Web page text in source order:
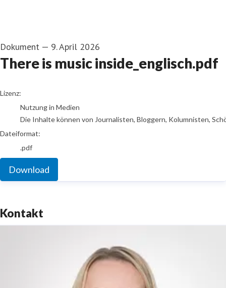
Dokument — 9. April 2026
There is music inside_englisch.pdf
go to media item
Lizenz:
Nutzung in Medien
Die Inhalte können von Journalisten, Bloggern, Kolumnisten,
Dateiformat:
.pdf
Download
Kontakt